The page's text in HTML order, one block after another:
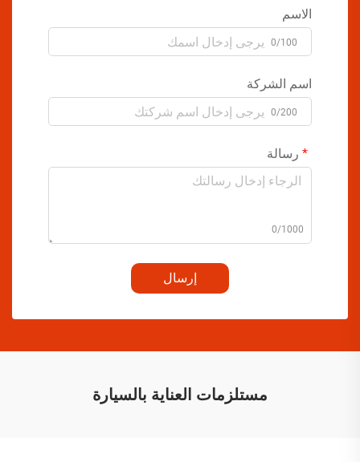
الاسم
0/100
اسم الشركة
0/200
رسالة
0/1000
إرسال
مستلزمات العناية بالسيارة